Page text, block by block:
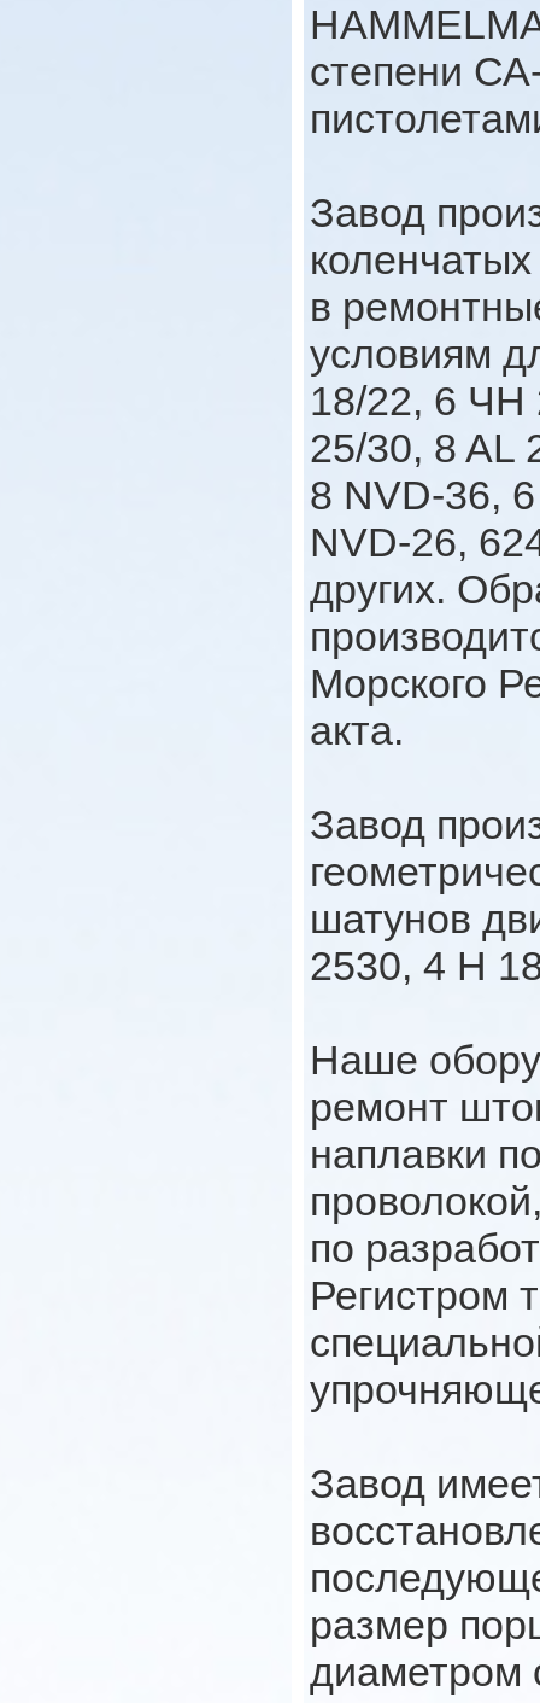
степени
Завод
в
условиям
18/22, 6 ЧН
25/30, 8 AL
8 NVD-36,
NVD-26,
других.
Морского
акта.
Завод
шатунов
2530, 4 H
Наше
ремонт
наплавки
по
Регистром
Завод
размер
диаметром